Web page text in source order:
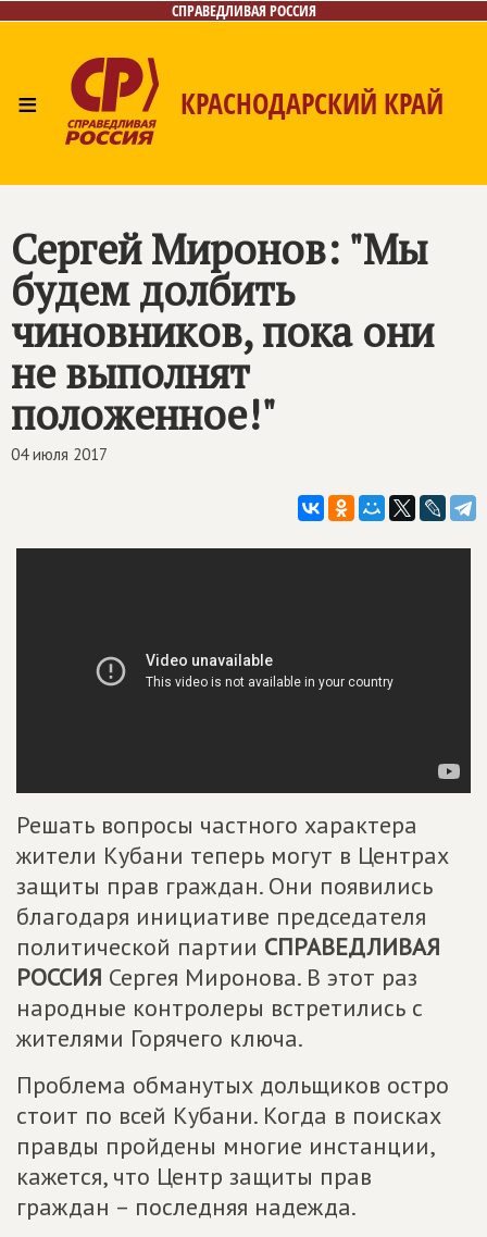
СПРАВЕДЛИВАЯ РОССИЯ
≡ КРАСНОДАРСКИЙ КРАЙ
Сергей Миронов: "Мы
будем долбить
чиновников, пока они
не выполнят
положенное!"
04 июля 2017
Решать вопросы частного характера
жители Кубани теперь могут в Центрах
защиты прав граждан. Они появились
благодаря инициативе председателя
политической партии СПРАВЕДЛИВАЯ
РОССИЯ Сергея Миронова. В этот раз
народные контролеры встретились с
жителями Горячего ключа.
Проблема обманутых дольщиков остро
стоит по всей Кубани. Когда в поисках
правды пройдены многие инстанции,
кажется, что Центр защиты прав
граждан – последняя надежда.